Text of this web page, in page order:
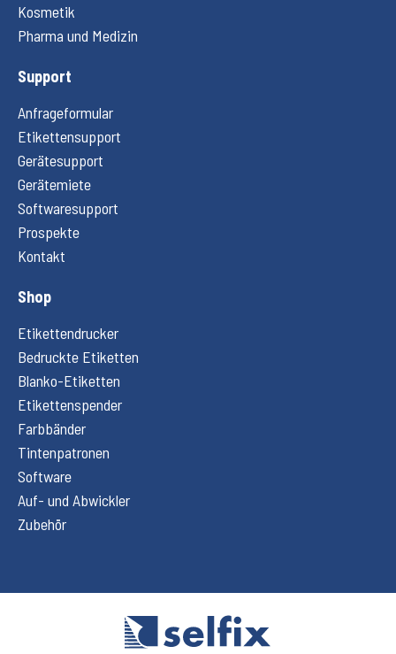
Kosmetik
Pharma und Medizin
Support
Anfrageformular
Etikettensupport
Gerätesupport
Gerätemiete
Softwaresupport
Prospekte
Kontakt
Shop
Etikettendrucker
Bedruckte Etiketten
Blanko-Etiketten
Etikettenspender
Farbbänder
Tintenpatronen
Software
Auf- und Abwickler
Zubehör